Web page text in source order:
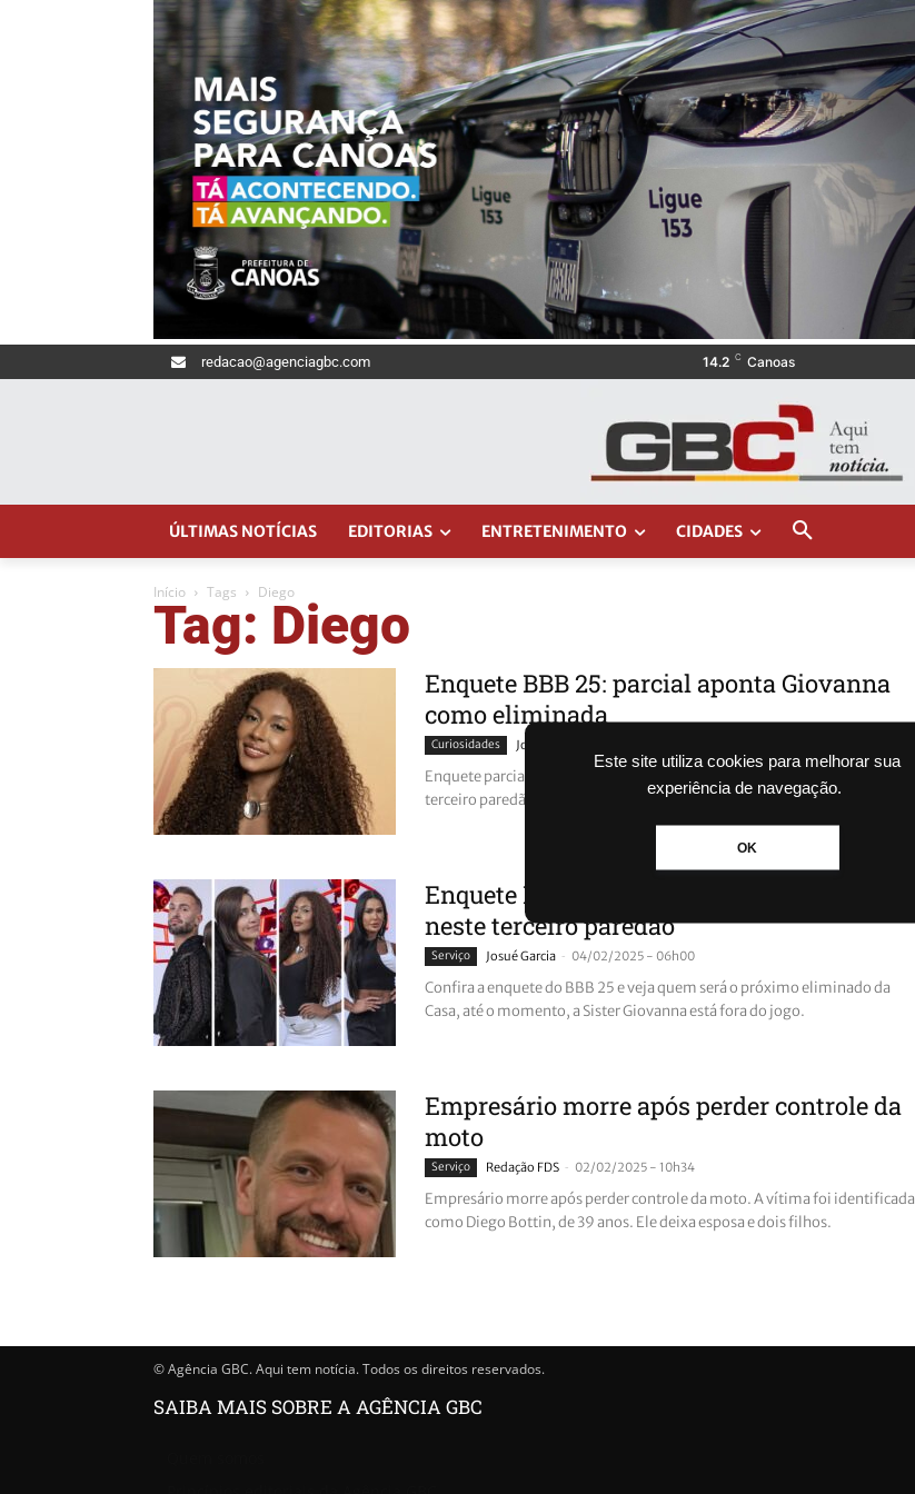
Este site utiliza cookies para melhorar sua
experiência de navegação.
OK
redacao@agenciagbc.com 14.2 C Canoas
ÚLTIMAS NOTÍCIAS EDITORIAS ENTRETENIMENTO CIDADES
Início Tags Diego
Tag: Diego
Enquete BBB 25: parcial aponta Giovanna
como eliminada
Curiosidades Josué Garcia
Enquete parcial do BBB 25 aponta irmã de dupla como a eliminada do
terceiro paredão do programa. Veja enquete e saiba quem está fora.
Enquete BBB 25: quem deve sair da casa
neste terceiro paredão
Serviço Josué Garcia - 04/02/2025 - 06h00
Confira a enquete do BBB 25 e veja quem será o próximo eliminado da
Casa, até o momento, a Sister Giovanna está fora do jogo.
Empresário morre após perder controle da
moto
Serviço Redação FDS - 02/02/2025 - 10h34
Empresário morre após perder controle da moto. A vítima foi identificada
como Diego Bottin, de 39 anos. Ele deixa esposa e dois filhos.
© Agência GBC. Aqui tem notícia. Todos os direitos reservados.
SAIBA MAIS SOBRE A AGÊNCIA GBC